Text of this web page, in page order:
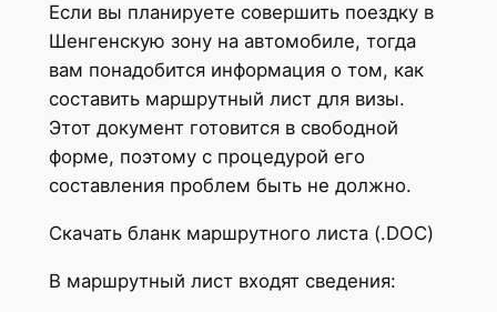
Если вы планируете совершить поездку в
Шенгенскую зону на автомобиле, тогда
вам понадобится информация о том, как
составить маршрутный лист для визы.
Этот документ готовится в свободной
форме, поэтому с процедурой его
составления проблем быть не должно.
Скачать бланк маршрутного листа (.DOC)
В маршрутный лист входят сведения: